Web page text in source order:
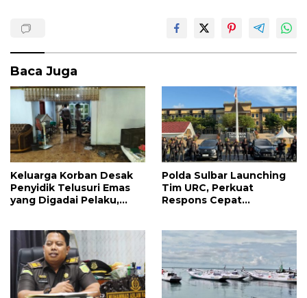
Baca Juga
Keluarga Korban Desak
Penyidik Telusuri Emas
yang Digadai Pelaku,
Pembunuhan
Polda Sulbar Launching
Tim URC, Perkuat
Respons Cepat